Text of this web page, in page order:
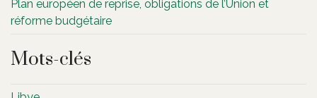
Plan européen de reprise, obligations de l’Union et
réforme budgétaire
Mots-clés